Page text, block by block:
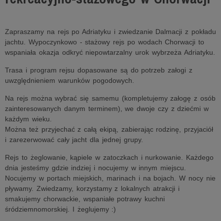
Zapraszamy na rejs po Adriatyku i zwiedzanie Dalmacji z pokładu
jachtu. Wypoczynkowo - stażowy rejs po wodach Chorwacji to
wspaniała okazja odkryć niepowtarzalny urok wybrzeża Adriatyku.
Trasa i program rejsu dopasowane są do potrzeb załogi z
uwzględnieniem warunków pogodowych.
Na rejs można wybrać się samemu (kompletujemy załogę z osób
zainteresowanych danym terminem), we dwoje czy z dziećmi w
każdym wieku.
Można też przyjechać z całą ekipą, zabierając rodzinę, przyjaciół
i zarezerwować cały jacht dla jednej grupy.
Rejs to żeglowanie, kąpiele w zatoczkach i nurkowanie. Każdego
dnia jesteśmy gdzie indziej i nocujemy w innym miejscu.
Nocujemy w portach miejskich, marinach i na bojach. W nocy nie
pływamy. Zwiedzamy, korzystamy z lokalnych atrakcji i
smakujemy chorwackie, wspaniałe potrawy kuchni
śródziemnomorskiej. I żeglujemy :)